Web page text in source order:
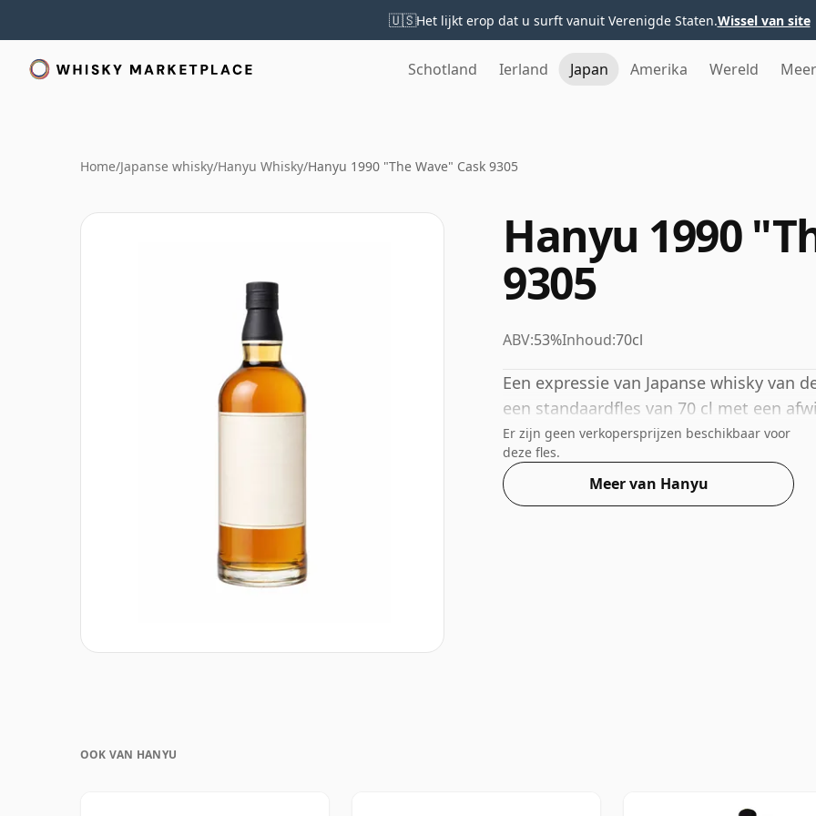
🇺🇸Het lijkt erop dat u surft vanuit Verenigde Staten.Wissel van site
Schotland Ierland Japan Amerika Wereld Meer
Home/Japanse whisky/Hanyu Whisky/Hanyu 1990 "The Wave" Cask 9305
Hanyu 1990
9305
ABV:53%Inhoud:70cl
Een expressie van Japanse whisky van
een standaardfles van 70 cl met een
Er zijn geen verkopersprijzen beschikbaar voor
deze fles.
Meer van Hanyu
OOK VAN HANYU